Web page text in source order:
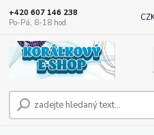
+420 607 146 238
Po-Pá, 8-18 hod.